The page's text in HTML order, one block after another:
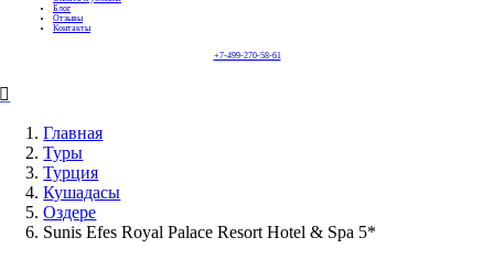
Блог
Отзывы
Контакты
+7-499-270-58-61
Главная
Туры
Турция
Кушадасы
Оздере
Sunis Efes Royal Palace Resort Hotel & Spa 5*